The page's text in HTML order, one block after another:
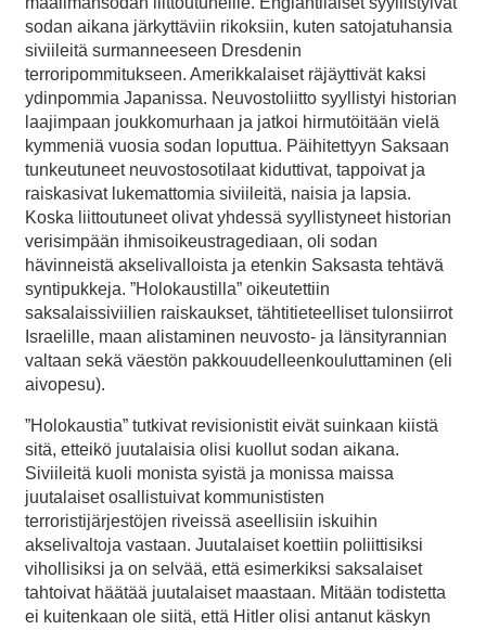
sodan aikana järkyttäviin rikoksiin, kuten satojatuhansia
siviileitä surmanneeseen Dresdenin
terroripommitukseen. Amerikkalaiset räjäyttivät kaksi
ydinpommia Japanissa. Neuvostoliitto syyllistyi historian
laajimpaan joukkomurhaan ja jatkoi hirmutöitään vielä
kymmeniä vuosia sodan loputtua. Päihitettyyn Saksaan
tunkeutuneet neuvostosotilaat kiduttivat, tappoivat ja
raiskasivat lukemattomia siviileitä, naisia ja lapsia.
Koska liittoutuneet olivat yhdessä syyllistyneet historian
verisimpään ihmisoikeustragediaan, oli sodan
hävinneistä akselivalloista ja etenkin Saksasta tehtävä
syntipukkeja. ”Holokaustilla” oikeutettiin
saksalaissiviilien raiskaukset, tähtitieteelliset tulonsiirrot
Israelille, maan alistaminen neuvosto- ja länsityrannian
valtaan sekä väestön pakkouudelleenkouluttaminen (eli
aivopesu).
”Holokaustia” tutkivat revisionistit eivät suinkaan kiistä
sitä, etteikö juutalaisia olisi kuollut sodan aikana.
Siviileitä kuoli monista syistä ja monissa maissa
juutalaiset osallistuivat kommunististen
terroristijärjestöjen riveissä aseellisiin iskuihin
akselivaltoja vastaan. Juutalaiset koettiin poliittisiksi
vihollisiksi ja on selvää, että esimerkiksi saksalaiset
tahtoivat häätää juutalaiset maastaan. Mitään todistetta
ei kuitenkaan ole siitä, että Hitler olisi antanut käskyn